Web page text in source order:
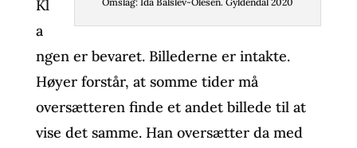
Kl
a
ngen er bevaret. Billederne er intakte.
Høyer forstår, at somme tider må
oversætteren finde et andet billede til at
vise det samme. Han oversætter da med